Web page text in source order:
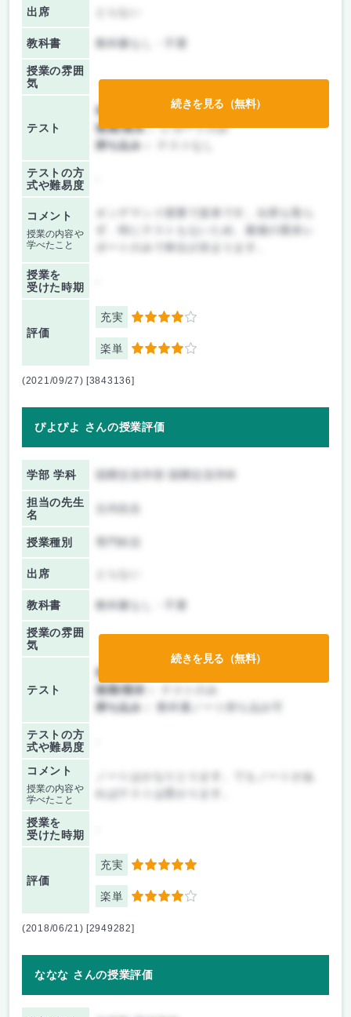
出席
教科書 教科書なし・不要
授業の雰囲
気
テスト
前期/中間：
レポートのみ
後期/期末：レポートのみ
持ち込み：
テストの方
式や難易度
コメント
授業の内容や
学べたこと
ず、特にテストもないため、最後の期末レ
授業を
受けた時期
評価
充実 4
楽単 4
続きを見る（無料）
(2021/09/27) [3843136]
ぴよぴよ さんの授業評価
学部 学科
担当の先生
名
授業種別
出席
教科書 教科書なし・不要
授業の雰囲
気
テスト
前期/中間：
後期/期末：
持ち込み：
教科書ノート持ち込み可
テストの方
式や難易度
コメント
授業の内容や
学べたこと
ノートはかなりとります。でもノートがあ
授業を
受けた時期
評価
充実 5
楽単 4
続きを見る（無料）
(2018/06/21) [2949282]
ななな さんの授業評価